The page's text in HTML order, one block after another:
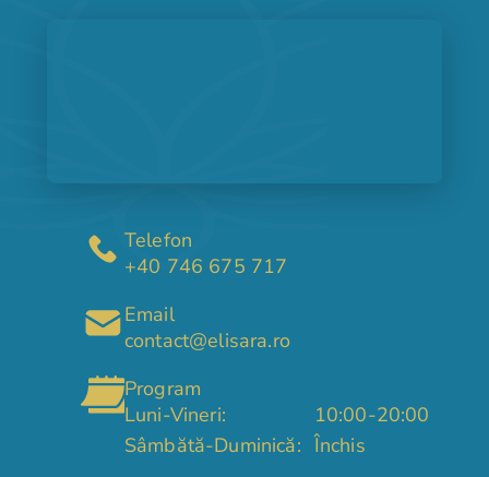
Telefon
+40 746 675 717
Email
contact@elisara.ro
Program
Luni-Vineri:
10:00-20:00
Sâmbătă-Duminică: Închis